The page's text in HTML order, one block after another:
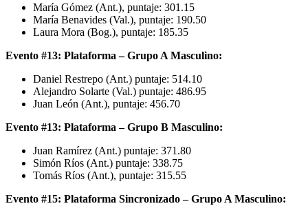
María Gómez (Ant.), puntaje: 301.15
María Benavides (Val.), puntaje: 190.50
Laura Mora (Bog.), puntaje: 185.35
Evento #13: Plataforma – Grupo A Masculino:
Daniel Restrepo (Ant.) puntaje: 514.10
Alejandro Solarte (Val.) puntaje: 486.95
Juan León (Ant.), puntaje: 456.70
Evento #13: Plataforma – Grupo B Masculino:
Juan Ramírez (Ant.) puntaje: 371.80
Simón Ríos (Ant.) puntaje: 338.75
Tomás Ríos (Ant.), puntaje: 315.55
Evento #15: Plataforma Sincronizado – Grupo A Masculino: